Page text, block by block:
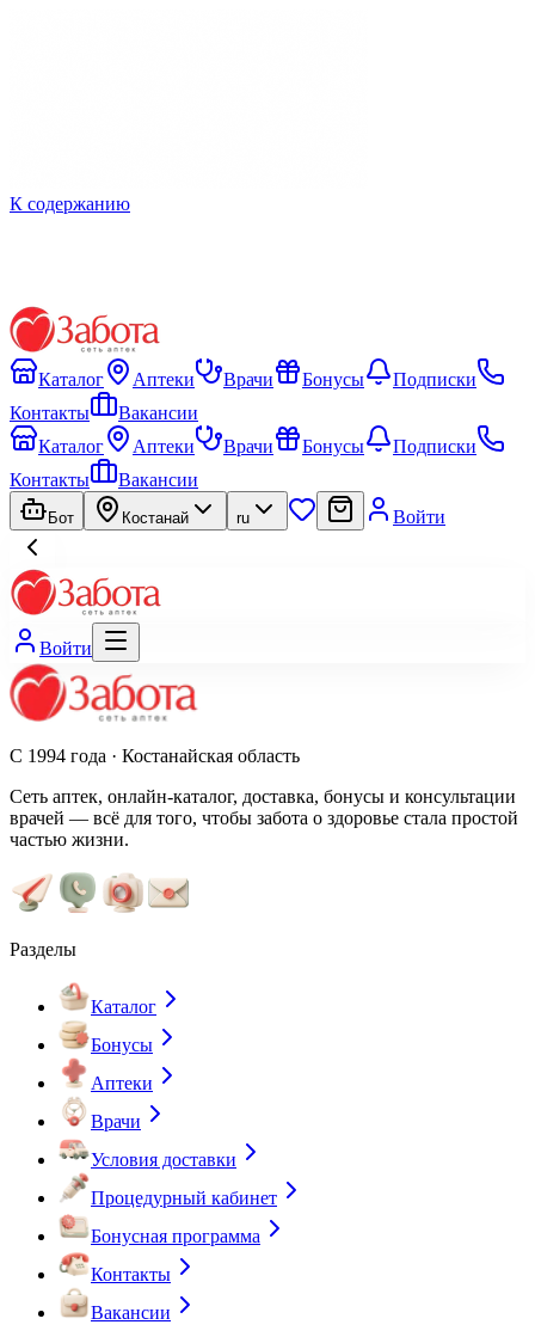
К содержанию
Каталог Аптеки Врачи Бонусы
Подписки
Контакты
Вакансии
Каталог
Аптеки Врачи Бонусы
Подписки
Контакты
Вакансии
Бот Костанай ru Войти
Войти
С 1994 года · Костанайская область
Сеть аптек, онлайн-каталог, доставка, бонусы и консультации
врачей — всё для того, чтобы забота о здоровье стала простой
частью жизни.
Разделы
Каталог
Бонусы
Аптеки
Врачи
Условия доставки
Процедурный кабинет
Бонусная программа
Контакты
Вакансии